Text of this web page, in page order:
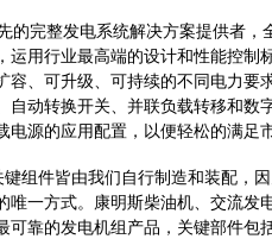
的完整发电系统解决方案提供者，
运用行业最高端的设计和性能控制
容、可升级、可持续的不同电力要
自动转换开关、并联负载转移和数
电源的应用配置，以便轻松的满足
组件皆由我们自行制造和装配，
唯一方式。康明斯柴油机、交流发
可靠的发电机组产品，关键部件包